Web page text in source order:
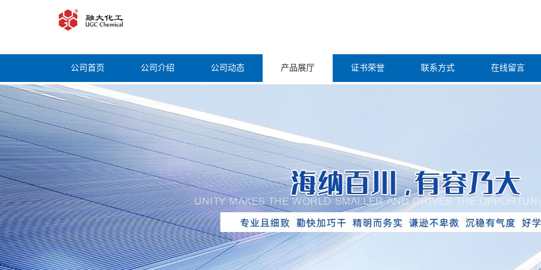
公司首页 公司介绍 公司动态 产品展厅 证书荣誉 联系方式 在线留言